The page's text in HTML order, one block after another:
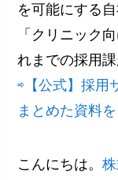
を可能にする
「クリニック
れまでの採用
⇨【公式】採用
まとめた資料
こんにちは。